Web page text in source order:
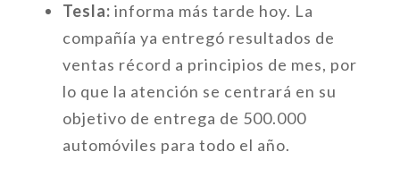
Tesla: informa más tarde hoy. La
compañía ya entregó resultados de
ventas récord a principios de mes, por
lo que la atención se centrará en su
objetivo de entrega de 500.000
automóviles para todo el año.